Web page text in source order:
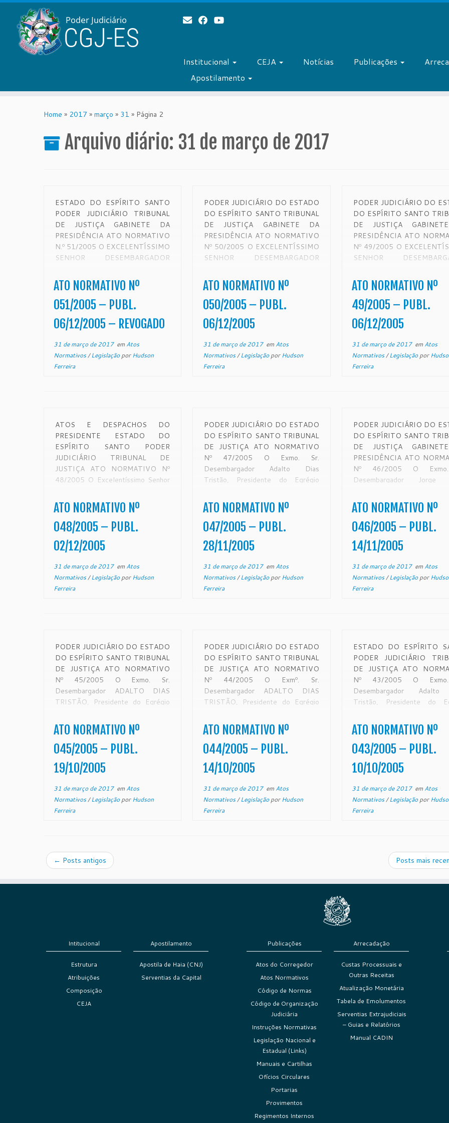
Institucional CEJA Notícias Publicações
Apostilamento
Home » 2017 » março » 31 » Página 2
Arquivo diário: 31 de março de 2017
ESTADO DO ESPÍRITO SANTO
PODER JUDICIÁRIO TRIBUNAL
DE JUSTIÇA GABINETE DA
PRESIDÊNCIA ATO NORMATIVO
N.º 51/2005 O EXCELENTÍSSIMO
SENHOR DESEMBARGADOR
PRESIDENTE DO EGRÉGIO
TRIBUNAL DE JUSTIÇA DO
ESTADO DO ESPÍRITO SANTO,
NO USO DE SUAS ATRIBUIÇÕES
LEGAIS, E TENDO EM VISTA
TRIBUNAL PLENO NOS […]
ATO NORMATIVO Nº
051/2005 – PUBL.
06/12/2005 – REVOGADO
31 de março de 2017em Atos
Normativos/LegislaçãoporHudson
Ferreira
PODER JUDICIÁRIO DO ESTADO
DO ESPÍRITO SANTO TRIBUNAL
DE JUSTIÇA GABINETE DA
PRESIDÊNCIA ATO NORMATIVO
Nº 50/2005 O EXCELENTÍSSIMO
SENHOR DESEMBARGADOR
PRESIDENTE DO EGRÉGIO
TRIBUNAL DE JUSTIÇA DO
ESTADO DO ESPÍRITO SANTO,
NO USO DE SUAS ATRIBUIÇÕES
LEGAIS, E CONSIDERANDO a
economia […]
ATO NORMATIVO Nº
050/2005 – PUBL.
06/12/2005
31 de março de 2017em Atos
Normativos/LegislaçãoporHudson
Ferreira
PODER JUDICIÁRIO DO
DO ESPÍRITO SANTO
DE JUSTIÇA
PRESIDÊNCIA ATO
Nº 49/2005 O
SENHOR
PRESIDENTE DO
TRIBUNAL DE
ESTADO DO ESPÍRITO
NO USO DE SUAS
LEGAIS, E
ATO NORMATIVO Nº
49/2005 – PUBL.
06/12/2005
31 de março de 2017em Atos
Normativos/Legislaçãopor
Ferreira
ATOS E DESPACHOS DO
PRESIDENTE ESTADO DO
ESPÍRITO SANTO PODER
JUDICIÁRIO TRIBUNAL DE
JUSTIÇA ATO NORMATIVO Nº
48/2005 O Excelentíssimo Senhor
TRISTÃO, Presidente do Egrégio
Tribunal de Justiça do Estado do
Espírito Santo, no uso de suas
atribuições legais e,
CONSIDERANDO o princípio da
ATO NORMATIVO Nº
048/2005 – PUBL.
02/12/2005
31 de março de 2017em Atos
Normativos/LegislaçãoporHudson
Ferreira
PODER JUDICIÁRIO DO ESTADO
DO ESPÍRITO SANTO TRIBUNAL
DE JUSTIÇA ATO NORMATIVO
Nº 47/2005 O Exmo. Sr.
Desembargador Adalto Dias
Tristão, Presidente do Egrégio
Espírito Santo, no uso de suas
atribuições legais e,
CONSIDERANDO a inauguração
das obras de reforma e ampliação
do prédio […]
ATO NORMATIVO Nº
047/2005 – PUBL.
28/11/2005
31 de março de 2017em Atos
Normativos/LegislaçãoporHudson
Ferreira
PODER JUDICIÁRIO DO
DO ESPÍRITO SANTO
DE JUSTIÇA
PRESIDÊNCIA ATO
Nº 46/2005 O
Desembargador Jorge
do Egrégio Tribunal de
Estado do Espírito Santo, no
suas atribuições
CONSIDERANDO as
reforma e […]
ATO NORMATIVO Nº
046/2005 – PUBL.
14/11/2005
31 de março de 2017em Atos
Normativos/Legislaçãopor
Ferreira
PODER JUDICIÁRIO DO ESTADO
DO ESPÍRITO SANTO TRIBUNAL
DE JUSTIÇA ATO NORMATIVO
Nº 45/2005 O Exmo. Sr.
Desembargador ADALTO DIAS
TRISTÃO, Presidente do Egrégio
Espírito Santo, no uso de suas
atribuições legais e,
CONSIDERANDO a instalação da
Vara da Fazenda Pública Estadual,
Municipal, e […]
ATO NORMATIVO Nº
045/2005 – PUBL.
19/10/2005
31 de março de 2017em Atos
Normativos/LegislaçãoporHudson
Ferreira
PODER JUDICIÁRIO DO ESTADO
DO ESPÍRITO SANTO TRIBUNAL
DE JUSTIÇA ATO NORMATIVO
Nº 44/2005 O Exmº. Sr.
Desembargador ADALTO DIAS
TRISTÃO, Presidente do Egrégio
Espírito Santo, no uso de suas
atribuições legais e,
CONSIDERANDO a inauguração da
nova sede do Fórum da Comarca de
[…]
ATO NORMATIVO Nº
044/2005 – PUBL.
14/10/2005
31 de março de 2017em Atos
Normativos/LegislaçãoporHudson
Ferreira
ESTADO DO ESPÍRITO
PODER JUDICIÁRIO
DE JUSTIÇA ATO
Nº 43/2005 O
Desembargador
Tristão, Presidente do
Espírito Santo, no uso de
atribuições
CONSIDERANDO a
está sendo realizada no
Criminal de Vitória, […]
ATO NORMATIVO Nº
043/2005 – PUBL.
10/10/2005
31 de março de 2017em Atos
Normativos/Legislaçãopor
Ferreira
← Posts antigos Posts mais
Intitucional
Estrutura
Atribuições
Composição
CEJA
Apostilamento
Apostila de Haia (CNJ)
Serventias da Capital
Publicações
Atos do Corregedor
Atos Normativos
Código de Normas
Código de Organização
Judiciária
Instruções Normativas
Legislação Nacional e
Estadual (Links)
Manuais e Cartilhas
Ofícios Circulares
Portarias
Provimentos
Regimentos Internos
Arrecadação
Custas Processuais e
Outras Receitas
Atualização Monetária
Tabela de Emolumentos
Serventias Extrajudiciais
– Guias e Relatórios
Manual CADIN